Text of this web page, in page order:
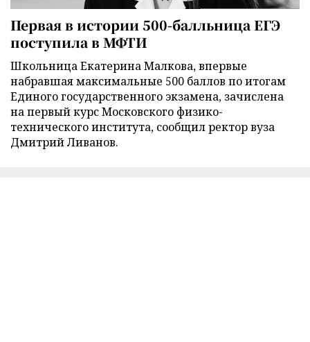
Первая в истории 500-балльница ЕГЭ
поступила в МФТИ
Школьница Екатерина Малкова, впервые
набравшая максимальные 500 баллов по итогам
Единого государственного экзамена, зачислена
на первый курс Московского физико-
технического института, сообщил ректор вуза
Дмитрий Ливанов.